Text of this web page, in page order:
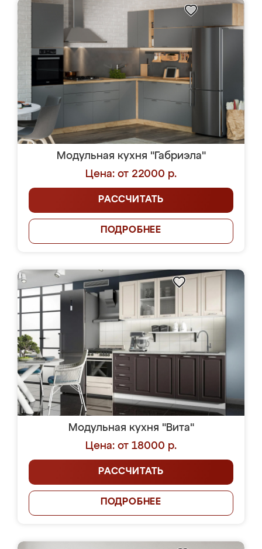
Модульная кухня "Габриэла"
Цена: от 22000 р.
РАССЧИТАТЬ
ПОДРОБНЕЕ
Модульная кухня "Вита"
Цена: от 18000 р.
РАССЧИТАТЬ
ПОДРОБНЕЕ